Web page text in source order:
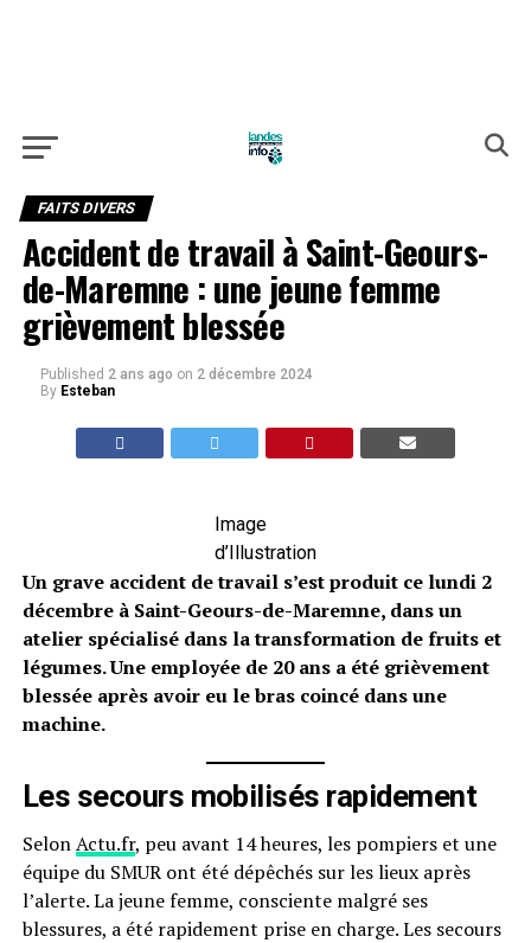
FAITS DIVERS
Accident de travail à Saint-Geours-
de-Maremne : une jeune femme
grièvement blessée
Published 2 ans ago on 2 décembre 2024
By Esteban
Image
d’Illustration
Un grave accident de travail s’est produit ce lundi 2
décembre à Saint-Geours-de-Maremne, dans un
atelier spécialisé dans la transformation de fruits et
légumes. Une employée de 20 ans a été grièvement
blessée après avoir eu le bras coincé dans une
machine.
Les secours mobilisés rapidement
SelonActu.fr, peu avant 14 heures, les pompiers et une
équipe du SMUR ont été dépêchés sur les lieux après
l’alerte. La jeune femme, consciente malgré ses
blessures, a été rapidement prise en charge. Les secours